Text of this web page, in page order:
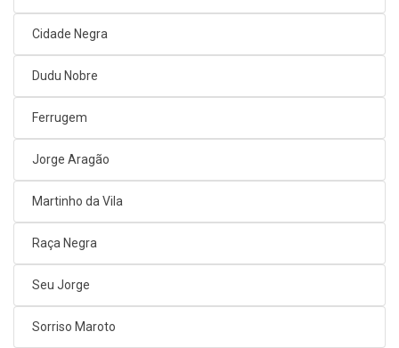
Cidade Negra
Dudu Nobre
Ferrugem
Jorge Aragão
Martinho da Vila
Raça Negra
Seu Jorge
Sorriso Maroto